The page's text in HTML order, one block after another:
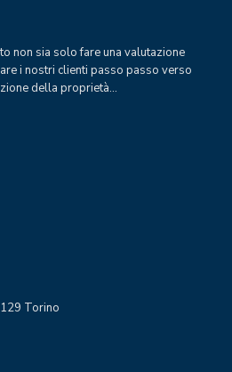
non sia solo fare una valutazione
i nostri clienti passo passo verso
della proprietà…
Torino